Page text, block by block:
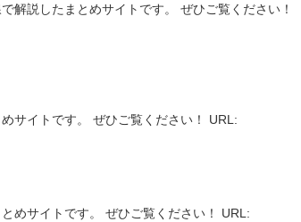
解説したまとめサイトです。 ぜひご覧ください！
サイトです。 ぜひご覧ください！ URL:
めサイトです。 ぜひご覧ください！ URL: